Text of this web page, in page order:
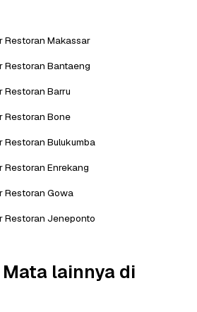
Restoran Makassar
Restoran Bantaeng
Restoran Barru
Restoran Bone
Restoran Bulukumba
Restoran Enrekang
Restoran Gowa
Restoran Jeneponto
lainnya di